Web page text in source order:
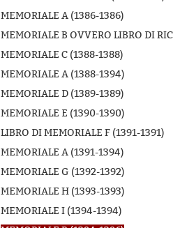
MEMORIALE A (1386-1386)
MEMORIALE B OVVERO LIBRO DI
MEMORIALE C (1388-1388)
MEMORIALE A (1388-1394)
MEMORIALE D (1389-1389)
MEMORIALE E (1390-1390)
LIBRO DI MEMORIALE F (1391-1391)
MEMORIALE A (1391-1394)
MEMORIALE G (1392-1392)
MEMORIALE H (1393-1393)
MEMORIALE I (1394-1394)